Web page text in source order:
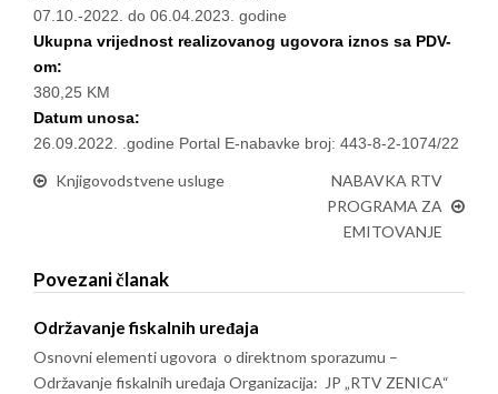
07.10.-2022. do 06.04.2023. godine
Ukupna vrijednost realizovanog ugovora iznos sa PDV-
om:
380,25 KM
Datum unosa:
26.09.2022. .godine Portal E-nabavke broj: 443-8-2-1074/22
Knjigovodstvene usluge
NABAVKA RTV
PROGRAMA ZA
EMITOVANJE
Povezani članak
Održavanje fiskalnih uređaja
Osnovni elementi ugovora o direktnom sporazumu –
Održavanje fiskalnih uređaja Organizacija: JP „RTV ZENICA“